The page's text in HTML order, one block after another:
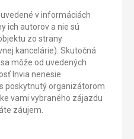
v informáciách
ich autorov a nie sú
zo strany
kancelárie). Skutočná
môže od uvedených
Invia nenesie
poskytnutý organizátorom
vami vybraného zájazdu
záujem.